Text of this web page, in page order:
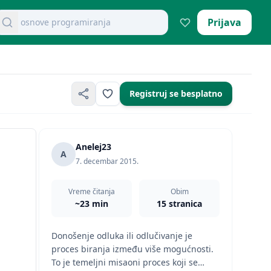
dokumente
mikroekonomija pitanja Prijava
Registruj se besplatno
A
Anelej23
7. decembar 2015.
Vreme čitanja
~23 min
Obim
15 stranica
Donošenje odluka ili odlučivanje je
proces biranja između više mogućnosti.
To je temeljni misaoni proces koji se